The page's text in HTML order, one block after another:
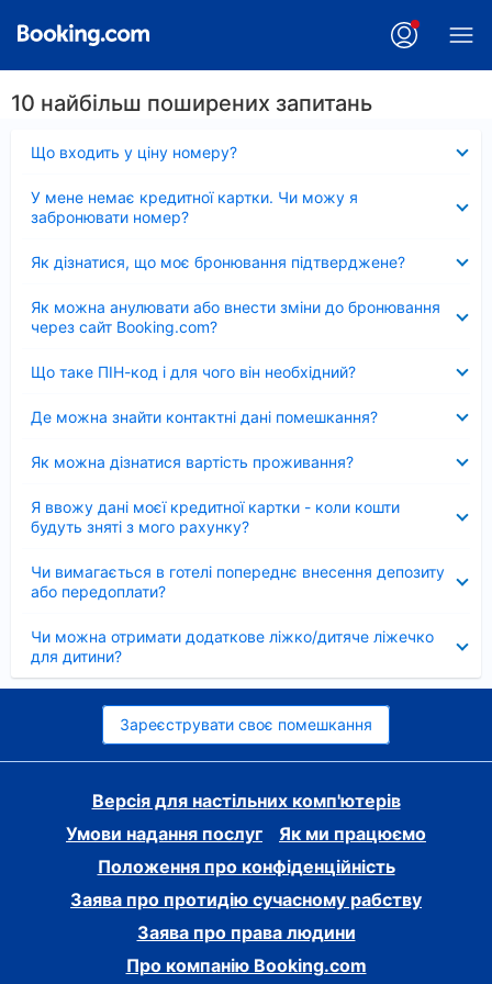
10 найбільш поширених запитань
Що входить у ціну номеру?
У мене немає кредитної картки. Чи можу я
забронювати номер?
Як дізнатися, що моє бронювання підтверджене?
Як можна анулювати або внести зміни до бронювання
через сайт Booking.com?
Що таке ПІН-код і для чого він необхідний?
Де можна знайти контактні дані помешкання?
Як можна дізнатися вартість проживання?
Я ввожу дані моєї кредитної картки - коли кошти
будуть зняті з мого рахунку?
Чи вимагається в готелі попереднє внесення депозиту
або передоплати?
Чи можна отримати додаткове ліжко/дитяче ліжечко
для дитини?
Зареєструвати своє помешкання
Версія для настільних комп'ютерів
Умови надання послуг
Як ми працюємо
Положення про конфіденційність
Заява про протидію сучасному рабству
Заява про права людини
Про компанію Booking.com